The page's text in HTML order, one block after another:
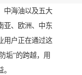
中海油以及五大
亚、欧洲、中东
用户正在通过这
垢”的跨越，用